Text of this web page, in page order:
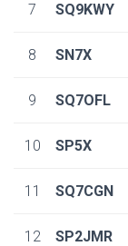
7 SQ9KWY
8 SN7X
9 SQ7OFL
10 SP5X
11 SQ7CGN
12 SP2JMR